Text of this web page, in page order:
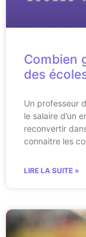
Combien
des
Un professeur
le salaire d’un
reconvertir
connaitre les
LIRE LA SUITE »